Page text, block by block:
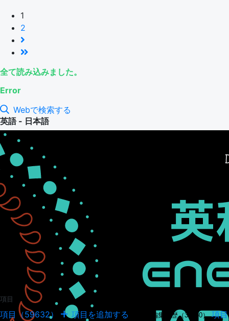
1
2
全て読み込みました。
Error
Webで検索する
英語 - 日本語
項目
項目（59632） 項目を追加する 項目の編集履歴（34950） 項目